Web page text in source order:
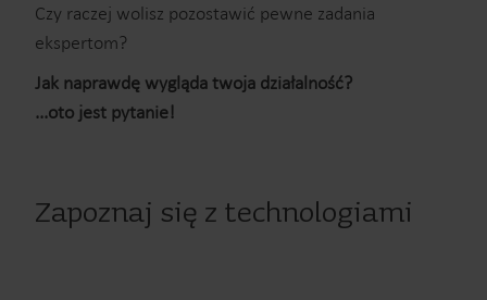
Czy raczej wolisz pozostawić pewne zadania
ekspertom?
Jak naprawdę wygląda twoja działalność?
...oto jest pytanie!
Zapoznaj się z technologiami